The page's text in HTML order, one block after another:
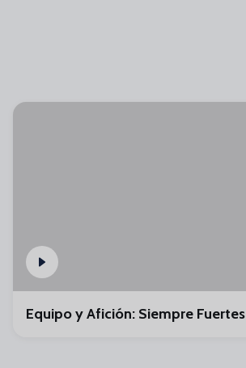
Equipo y Afición: Siempre Fuertes